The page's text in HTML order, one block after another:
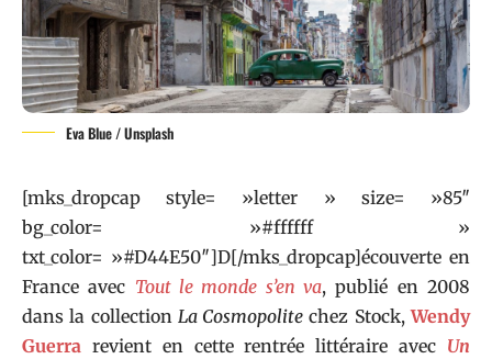
Eva Blue / Unsplash
[mks_dropcap style= »letter » size= »85″
bg_color= »#ffffff »
txt_color= »#D44E50″]D[/mks_dropcap]écouverte en
France avec Tout le monde s’en va, publié en 2008
dans la collection La Cosmopolite chez Stock,Wendy
Guerra revient en cette rentrée littéraire avec Un